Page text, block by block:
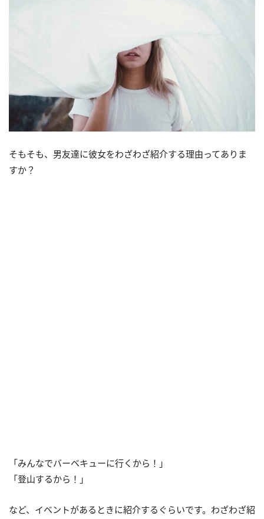
そもそも、男友達に彼女をわざわざ紹介する理由ってありま
すか？
「みんなでバーベキューに行くから！」
「登山するから！」
など、イベントがあるときに紹介するぐらいです。わざわざ紹